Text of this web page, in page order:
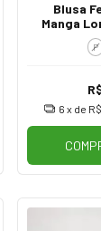
Blusa
Manga
P
6 x de